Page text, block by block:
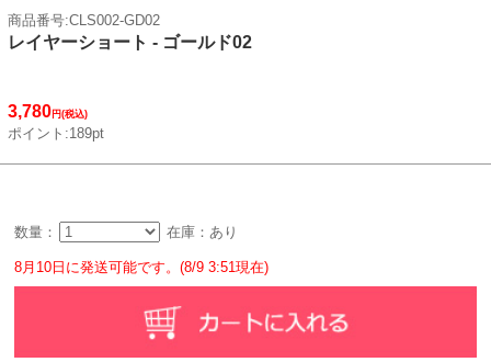
商品番号:CLS002-GD02
レイヤーショート - ゴールド02
3,780円(税込)
ポイント:189pt
数量： 在庫：あり
8月10日に発送可能です。(8/9 3:51現在)